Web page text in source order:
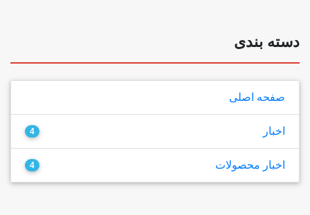
دسته بندی
صفحه اصلی
اخبار 4
اخبار محصولات 4